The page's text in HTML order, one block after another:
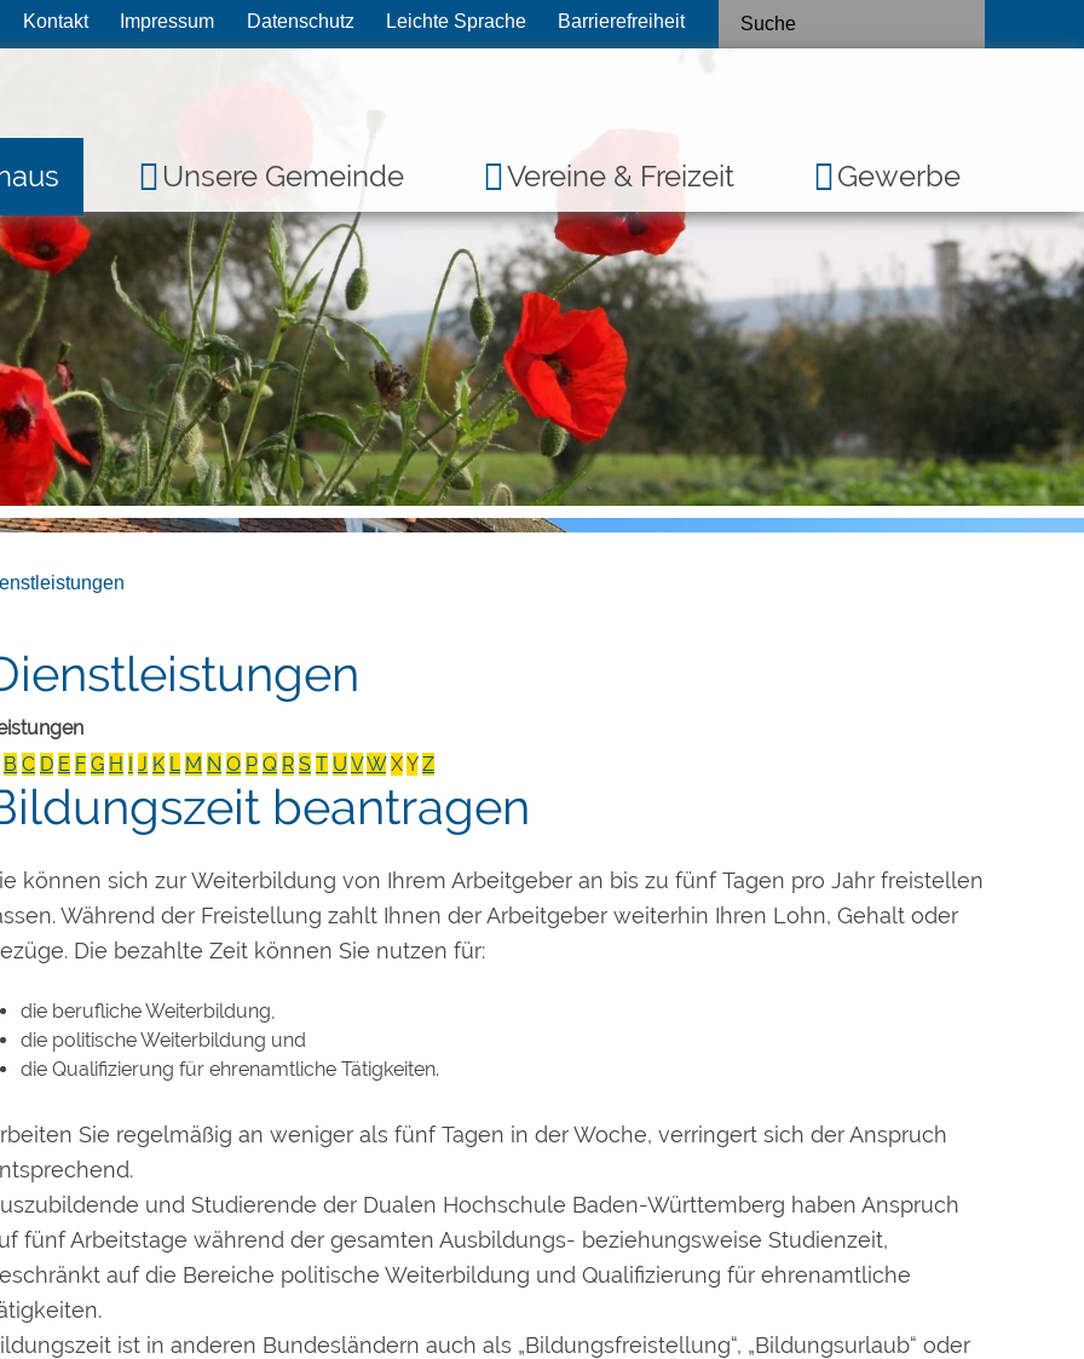
Kontakt Impressum Datenschutz Leichte Sprache Barrierefreiheit
Unsere Gemeinde Vereine & Freizeit Gewerbe
B C D E F G H I J K L M N O P Q R S T U VW XY Z
beantragen
können sich zur Weiterbildung von Ihrem Arbeitgeber an bis zu fünf Tagen pro Jahr freistellen
Während der Freistellung zahlt Ihnen der Arbeitgeber weiterhin Ihren Lohn, Gehalt oder
Die bezahlte Zeit können Sie nutzen für:
die berufliche Weiterbildung,
die politische Weiterbildung und
die Qualifizierung für ehrenamtliche Tätigkeiten.
Sie regelmäßig an weniger als fünf Tagen in der Woche, verringert sich der Anspruch
und Studierende der Dualen Hochschule Baden-Württemberg haben Anspruch
fünf Arbeitstage während der gesamten Ausbildungs- beziehungsweise Studienzeit,
auf die Bereiche politische Weiterbildung und Qualifizierung für ehrenamtliche
ist in anderen Bundesländern auch als „Bildungsfreistellung“, „Bildungsurlaub“ oder